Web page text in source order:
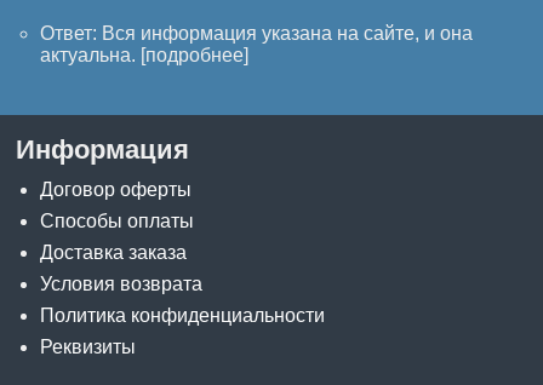
Ответ: Вся информация указана на сайте, и она
актуальна. [подробнее]
Информация
Договор оферты
Способы оплаты
Доставка заказа
Условия возврата
Политика конфиденциальности
Реквизиты